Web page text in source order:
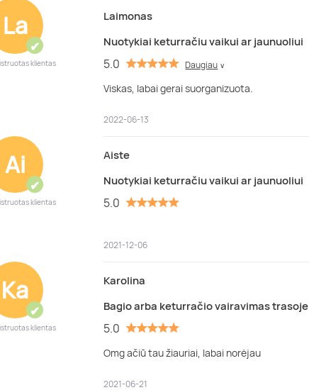
La
✔
klientas
Laimonas
Nuotykiai keturračiu vaikui ar jaunuoliui
5.0 Daugiau ∨
Viskas, labai gerai suorganizuota.
2022-06-13
Ai
✔
klientas
Aiste
Nuotykiai keturračiu vaikui ar jaunuoliui
5.0
2021-12-06
Ka
✔
klientas
Karolina
Bagio arba keturračio vairavimas trasoje
5.0
Omg ačiū tau žiauriai, labai norėjau
2021-06-21